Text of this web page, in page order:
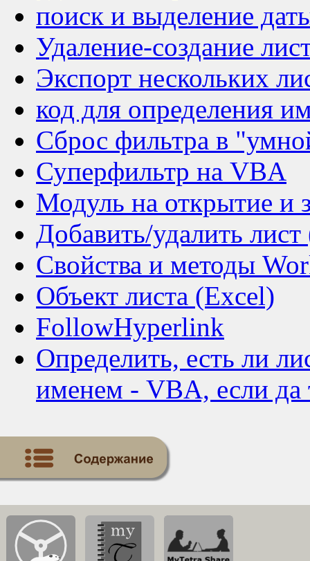
поиск и выделение
Удаление-создание
Экспорт нескольких
код для определения
Сброс фильтра в
Суперфильтр на VBA
Модуль на открытие и
Добавить/удалить
Свойства и методы
Объект листа (Excel)
FollowHyperlink
Определить, есть ли
именем - VBA, если да